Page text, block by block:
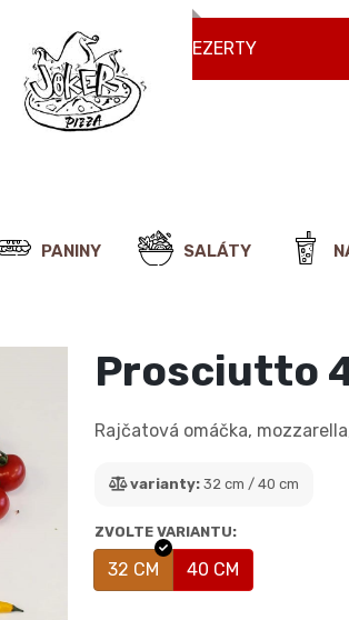
NÁPOJE ZMRZLINY DEZERTY
PANINY SALÁTY
Prosciutto
Rajčatová omáčka,
varianty: 32 cm / 40 cm
ZVOLTE VARIANTU:
32 CM 40 CM